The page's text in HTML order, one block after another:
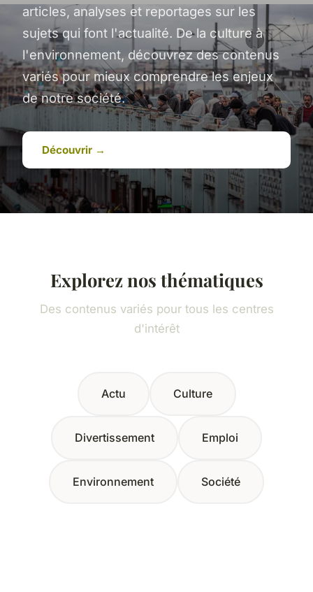
articles, analyses et reportages sur les
sujets qui font l'actualité. De la culture à
l'environnement, découvrez des contenus
variés pour mieux comprendre les enjeux
de notre société.
Découvrir →
Explorez nos thématiques
Des contenus variés pour tous les centres
d'intérêt
Actu Culture
Divertissement Emploi
Environnement Société